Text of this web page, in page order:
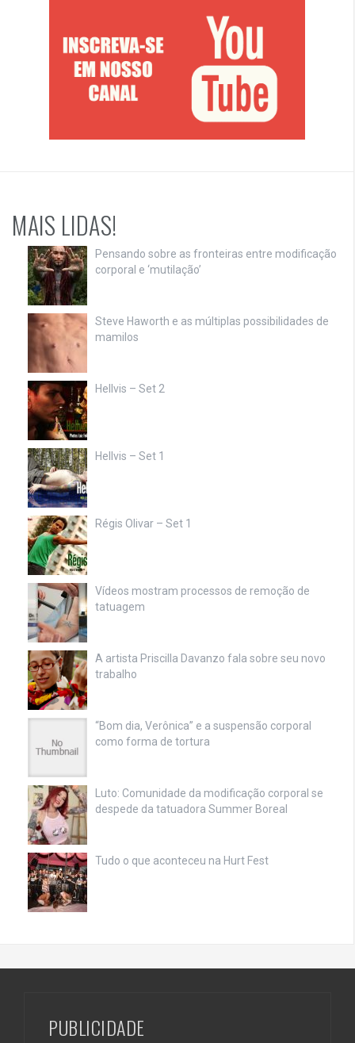
MAIS LIDAS!
Pensando sobre as fronteiras entre modificação
corporal e ‘mutilação’
Steve Haworth e as múltiplas possibilidades de
mamilos
Hellvis – Set 2
Hellvis – Set 1
Régis Olivar – Set 1
Vídeos mostram processos de remoção de
tatuagem
A artista Priscilla Davanzo fala sobre seu novo
trabalho
“Bom dia, Verônica” e a suspensão corporal
como forma de tortura
Luto: Comunidade da modificação corporal se
despede da tatuadora Summer Boreal
Tudo o que aconteceu na Hurt Fest
PUBLICIDADE